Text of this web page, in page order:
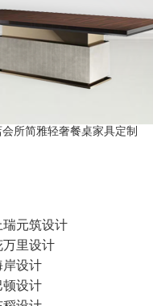
所简雅轻奢餐桌家具定制
瑞元筑设计
万里设计
岸设计
顿设计